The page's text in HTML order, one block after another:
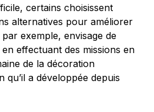
certains choisissent
alternatives pour améliorer
exemple, envisage de
effectuant des missions en
de la décoration
qu’il a développée depuis